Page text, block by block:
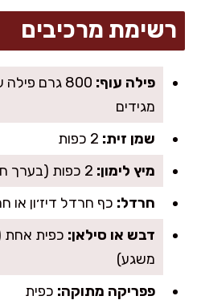
רשימת מרכיבים
פילה עוף:
מגידים
שמן זית:
מיץ לימון:
חרדל: כף חרדל דיז׳ון או
דבש או סילאן: כפית אחת
משגע)
פפריקה מתוקה: כפית